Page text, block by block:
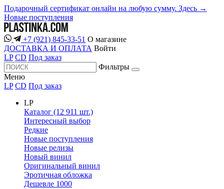
Подарочный сертификат онлайн на любую сумму. Здесь →
Новые поступления
+7 (921) 845-33-51 О магазине
ДОСТАВКА И ОПЛАТА Войти
LP CD Под заказ
Фильтры
Меню
LP CD Под заказ
LP
Каталог (12 911 шт.)
Интересный выбор
Редкие
Новые поступления
Новые релизы
Новый винил
Оригинальный винил
Эротичная обложка
Дешевле 1000